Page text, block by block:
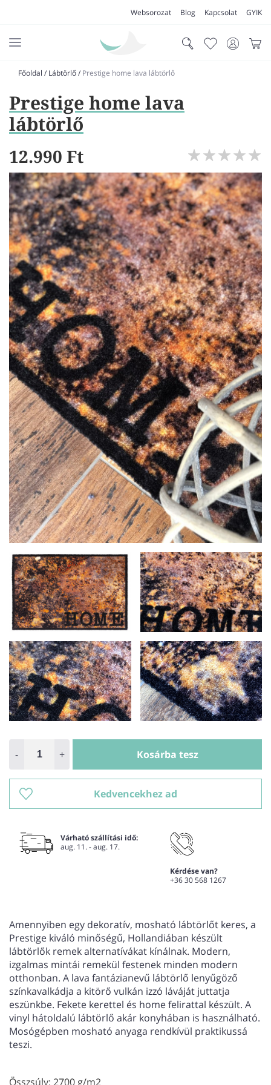
Websorozat Blog Kapcsolat GYIK
SZŐNYEG
MŰFŰ
VÍZÁLLÓ PADLÓ
LAMINÁLT PADLÓ
FUTÓSZŐNYEG
LÁBTÖRLŐ
FÜRDŐSZOBA SZŐNYEG
AJÁNDÉK ÖTLETEK
VINYL FALBURKOLAT
Főoldal / Lábtörlő/ Prestige home lava lábtörlő
Prestige home lava
lábtörlő
12.990 Ft
- + Kosárba tesz
Kedvencekhez ad
Várható szállítási idő:
aug. 11. - aug. 17.
Kérdése van?
+36 30 568 1267
Amennyiben egy dekoratív, mosható lábtörlőt keres, a
Prestige kiváló minőségű, Hollandiában készült
lábtörlők remek alternatívákat kínálnak. Modern,
izgalmas mintái remekül festenek minden modern
otthonban. A lava fantázianevű lábtörlő lenyűgöző
színkavalkádja a kitörő vulkán izzó láváját juttatja
eszünkbe. Fekete kerettel és home felirattal készült. A
vinyl hátoldalú lábtörlő akár konyhában is használható.
Mosógépben mosható anyaga rendkívül praktikussá
teszi.
Összsúly: 2700 g/m2